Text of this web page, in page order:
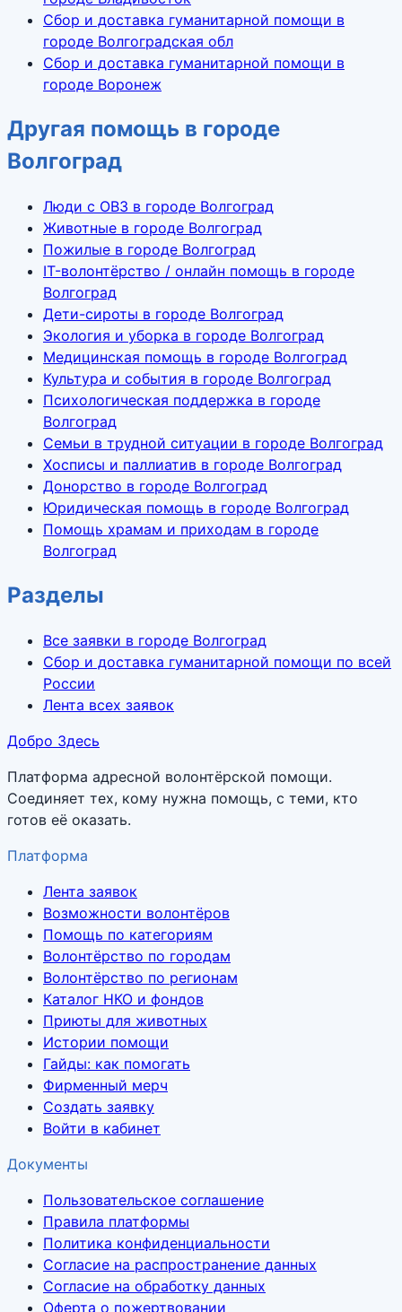
Сбор и доставка гуманитарной помощи в
городе Волгоградская обл
Сбор и доставка гуманитарной помощи в
городе Воронеж
Другая помощь в городе
Волгоград
Люди с ОВЗ в городе Волгоград
Животные в городе Волгоград
Пожилые в городе Волгоград
IT-волонтёрство / онлайн помощь в городе
Волгоград
Дети-сироты в городе Волгоград
Экология и уборка в городе Волгоград
Медицинская помощь в городе Волгоград
Культура и события в городе Волгоград
Психологическая поддержка в городе
Волгоград
Семьи в трудной ситуации в городе Волгоград
Хосписы и паллиатив в городе Волгоград
Донорство в городе Волгоград
Юридическая помощь в городе Волгоград
Помощь храмам и приходам в городе
Волгоград
Разделы
Все заявки в городе Волгоград
Сбор и доставка гуманитарной помощи по всей
России
Лента всех заявок
Добро Здесь
Платформа адресной волонтёрской помощи.
Соединяет тех, кому нужна помощь, с теми, кто
готов её оказать.
Платформа
Лента заявок
Возможности волонтёров
Помощь по категориям
Волонтёрство по городам
Волонтёрство по регионам
Каталог НКО и фондов
Приюты для животных
Истории помощи
Гайды: как помогать
Фирменный мерч
Создать заявку
Войти в кабинет
Документы
Пользовательское соглашение
Правила платформы
Политика конфиденциальности
Согласие на распространение данных
Согласие на обработку данных
Оферта о пожертвовании